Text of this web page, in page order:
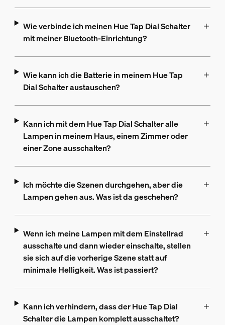
Wie verbinde ich meinen Hue Tap Dial Schalter
mit meiner Bluetooth-Einrichtung?
Wie kann ich die Batterie in meinem Hue Tap
Dial Schalter austauschen?
Kann ich mit dem Hue Tap Dial Schalter alle
Lampen in meinem Haus, einem Zimmer oder
einer Zone ausschalten?
Ich möchte die Szenen durchgehen, aber die
Lampen gehen aus. Was ist da geschehen?
Wenn ich meine Lampen mit dem Einstellrad
ausschalte und dann wieder einschalte, stellen
sie sich auf die vorherige Szene statt auf
minimale Helligkeit. Was ist passiert?
Kann ich verhindern, dass der Hue Tap Dial
Schalter die Lampen komplett ausschaltet?